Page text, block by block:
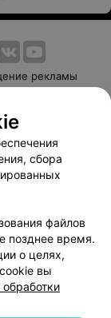
рекламы
оплаты
сбора
файлов
позднее время.
о целях,
вы